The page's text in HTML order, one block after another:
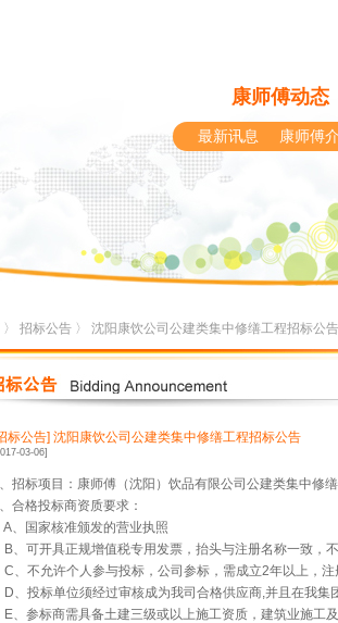
康师傅动态
最新讯息 康师傅
〉 招标公告 〉 沈阳康饮公司公建类集中修缮工程招标公告
标公告] 沈阳康饮公司公建类集中修缮工程招标公告
03-06]
、招标项目：康师傅（沈阳）饮品有限公司公建类集中修
、合格投标商资质要求：
A、国家核准颁发的营业执照
B、可开具正规增值税专用发票，抬头与注册名称一致，
C、不允许个人参与投标，公司参标，需成立2年以上，注
D、投标单位须经过审核成为我司合格供应商,并且在我集
E、参标商需具备土建三级或以上施工资质，建筑业施工